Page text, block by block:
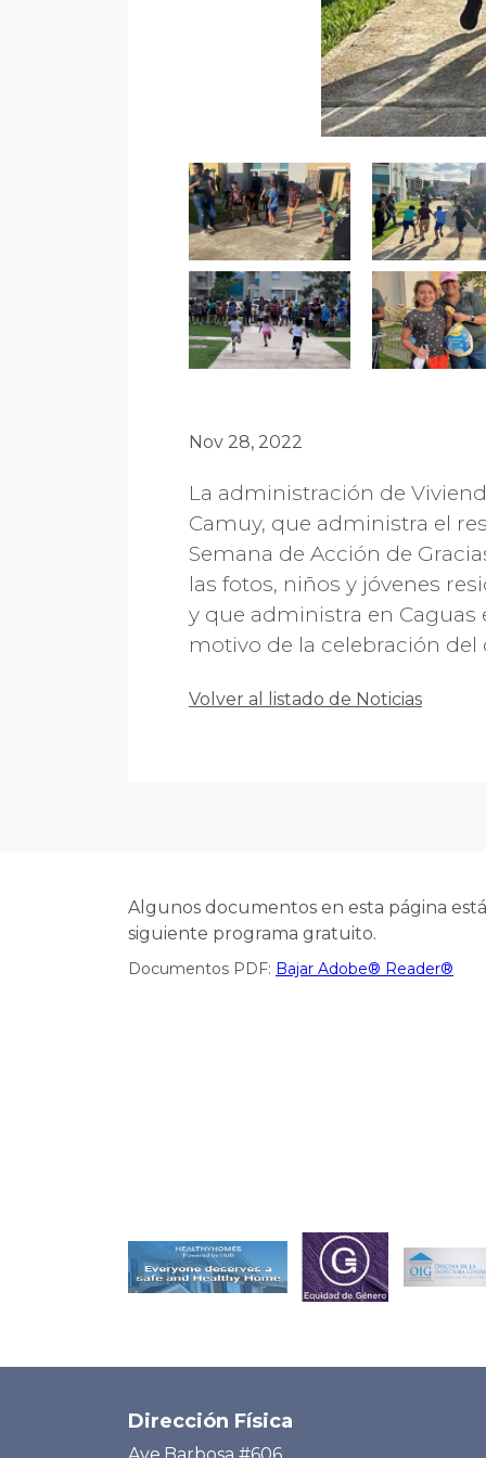
Nov 28, 2022
La administración de
Camuy, que administra el
Semana de Acción de
las fotos, niños y jóvenes
y que administra en Caguas
motivo de la celebración del
Volver al listado de Noticias
Algunos documentos en esta página
siguiente programa gratuito.
Documentos PDF: Bajar Adobe® Reader®
Dirección Física